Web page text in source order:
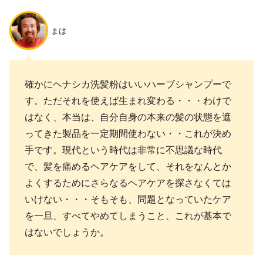
まは
確かにヘナシカ洗髪粉はいいハーブシャンプーで
す。ただそれを使えば生まれ変わる・・・わけで
はなく、本当は、自分自身の本来の髪の状態を遮
ってきた製品を一定期間使わない・・これが決め
手です。現代という時代は非常に不思議な時代
で、髪を痛めるヘアケアをして、それをなんとか
よくするためにさらなるヘアケアを探さなくては
いけない・・・そもそも、問題となっていたケア
を一旦、すべてやめてしまうこと、これが基本で
はないでしょうか。